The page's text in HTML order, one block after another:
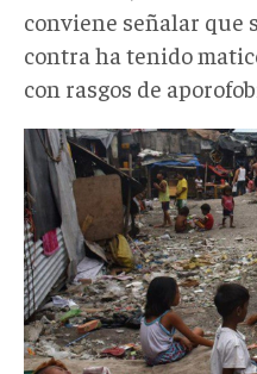
conviene señalar que
contra ha tenido
con rasgos de
Odio
CFK
2.jpg